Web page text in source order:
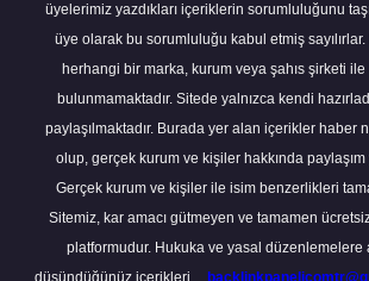
üyelerimiz yazdıkları içeriklerin sorumluluğunu
üye olarak bu sorumluluğu kabul etmiş
herhangi bir marka, kurum veya şahıs şirketi ile
bulunmamaktadır. Sitede yalnızca kendi
paylaşılmaktadır. Burada yer alan içerikler haber
olup, gerçek kurum ve kişiler hakkında paylaşım
Gerçek kurum ve kişiler ile isim benzerlikleri
Sitemiz, kar amacı gütmeyen ve tamamen
platformudur. Hukuka ve yasal düzenlemelere
düşündüğünüz içerikleri,